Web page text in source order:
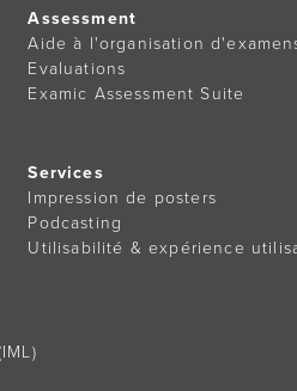
Assessment
Aide à l'organisation
Evaluations
Examic Assessment Suite
Services
Impression de posters
Podcasting
Utilisabilité & expérience